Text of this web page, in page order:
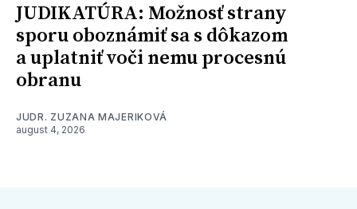
JUDIKATÚRA: Možnosť strany
sporu oboznámiť sa s dôkazom
a uplatniť voči nemu procesnú
obranu
JUDR. ZUZANA MAJERIKOVÁ
august 4, 2026